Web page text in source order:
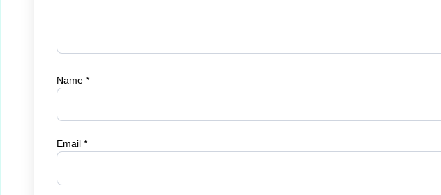
Name *
Email *